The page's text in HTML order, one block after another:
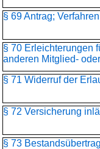
§ 69 Antrag; Verfahren
§ 70 Erleichterungen
anderen Mitglied-
§ 71 Widerruf der
§ 72 Versicherung
§ 73